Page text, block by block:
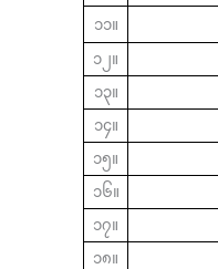
၁၁။
၁၂။
၁၃။
၁၄။
၁၅။
၁၆။
၁၇။
၁၈။